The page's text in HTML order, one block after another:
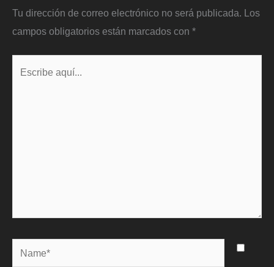
Tu dirección de correo electrónico no será publicada. Los
campos obligatorios están marcados con *
Name*